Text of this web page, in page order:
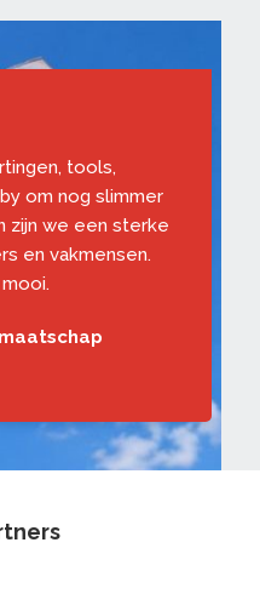
tools,
om nog slimmer
zijn we een sterke
en vakmensen.